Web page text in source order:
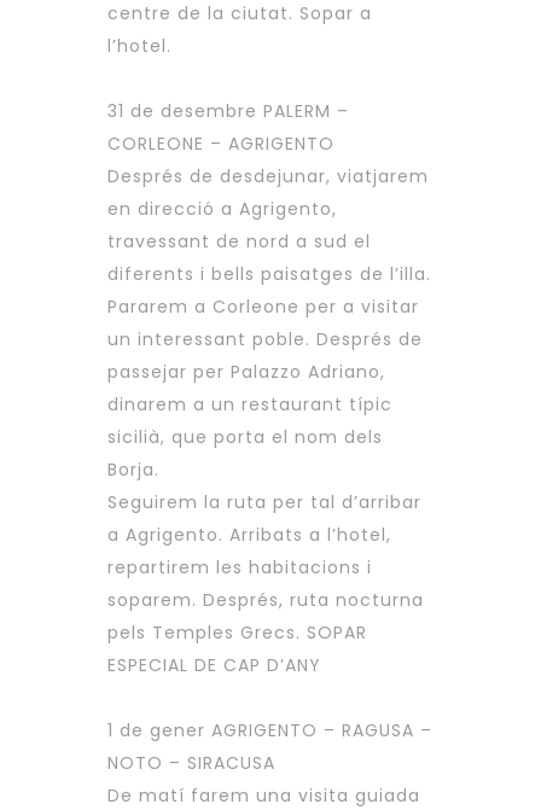
centre de la ciutat. Sopar a
l’hotel.
31 de desembre PALERM –
CORLEONE – AGRIGENTO
Després de desdejunar, viatjarem
en direcció a Agrigento,
travessant de nord a sud el
diferents i bells paisatges de l’illa.
Pararem a Corleone per a visitar
un interessant poble. Després de
passejar per Palazzo Adriano,
dinarem a un restaurant típic
sicilià, que porta el nom dels
Borja.
Seguirem la ruta per tal d’arribar
a Agrigento. Arribats a l’hotel,
repartirem les habitacions i
soparem. Després, ruta nocturna
pels Temples Grecs. SOPAR
ESPECIAL DE CAP D’ANY
1 de gener AGRIGENTO – RAGUSA –
NOTO – SIRACUSA
De matí farem una visita guiada